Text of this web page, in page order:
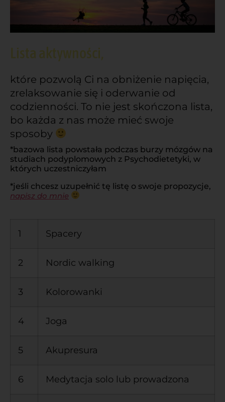
Lista aktywności,
które pozwolą Ci na obniżenie napięcia,
zrelaksowanie się i oderwanie od
codzienności. To nie jest skończona lista,
bo każda z nas może mieć swoje
sposoby
*bazowa lista powstała podczas burzy mózgów na
studiach podyplomowych z Psychodietetyki, w
których uczestniczyłam
*jeśli chcesz uzupełnić tę listę o swoje propozycje,
napisz do mnie
1 Spacery
2 Nordic walking
3 Kolorowanki
4 Joga
5 Akupresura
6 Medytacja solo lub prowadzona